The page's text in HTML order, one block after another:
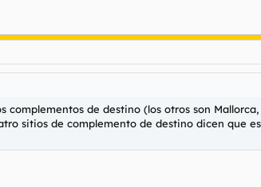
complementos de destino (los otros son
sitios de complemento de destino dicen que